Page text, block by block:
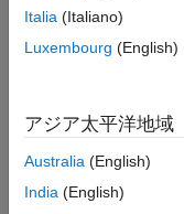
Italia (Italiano)
Luxembourg (English)
アジア太平洋地域
Australia (English)
India (English)
違法コピー防止
© 1994-2026 The